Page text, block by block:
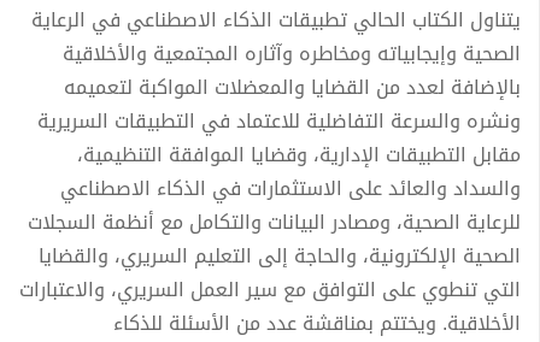
يتناول الكتاب الحالي تطبيقات الذكاء الاصطناعي في الرعاية
الصحية وإيجابياته ومخاطره وآثاره المجتمعية والأخلاقية
بالإضافة لعدد من القضايا والمعضلات المواكبة لتعميمه
ونشره والسرعة التفاضلية للاعتماد في التطبيقات السريرية
مقابل التطبيقات الإدارية، وقضايا الموافقة التنظيمية،
والسداد والعائد على الاستثمارات في الذكاء الاصطناعي
للرعاية الصحية، ومصادر البيانات والتكامل مع أنظمة السجلات
الصحية الإلكترونية، والحاجة إلى التعليم السريري، والقضايا
التي تنطوي على التوافق مع سير العمل السريري، والاعتبارات
الأخلاقية. ويختتم بمناقشة عدد من الأسئلة للذكاء